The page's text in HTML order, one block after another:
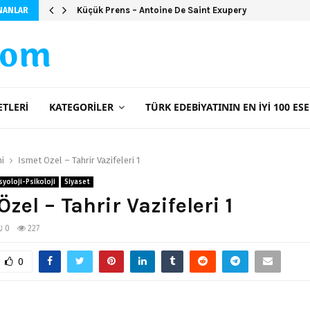
Küçük Prens – Antoine De Saint Exupery
KATEGORILER TÜRK EDEBIYATININ EN İYI 100
İsmet Özel – Tahrir Vazifeleri 1
Psikoloji Siyaset
– Tahrir Vazifeleri 1
0 227
0